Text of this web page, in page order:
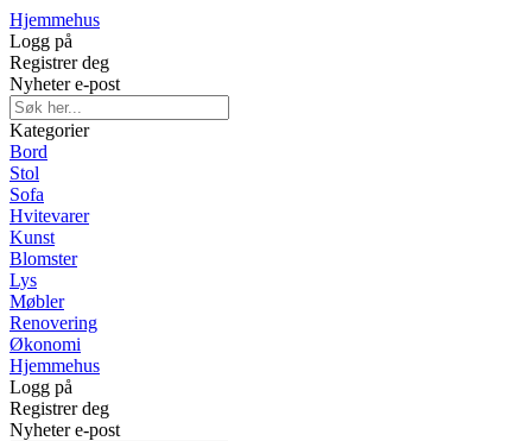
Hjemmehus
Logg på
Registrer deg
Nyheter e-post
Kategorier
Bord
Stol
Sofa
Hvitevarer
Kunst
Blomster
Lys
Møbler
Renovering
Økonomi
Hjemmehus
Logg på
Registrer deg
Nyheter e-post